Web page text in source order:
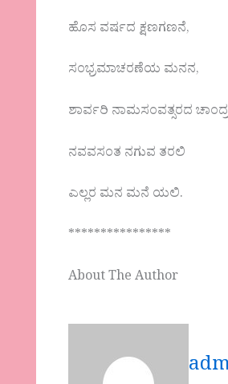
ಹೊಸ ವರ್ಷದ ಕ್ಷಣಗಣನೆ,
ಸಂಭ್ರಮಾಚರಣೆಯ ಮನನ,
ಶಾರ್ವರಿ ನಾಮಸಂವತ್ಸರದ
ನವವಸಂತ ನಗುವ ತರಲಿ
ಎಲ್ಲರ ಮನ ಮನೆ ಯಲಿ.
****************
About The Author